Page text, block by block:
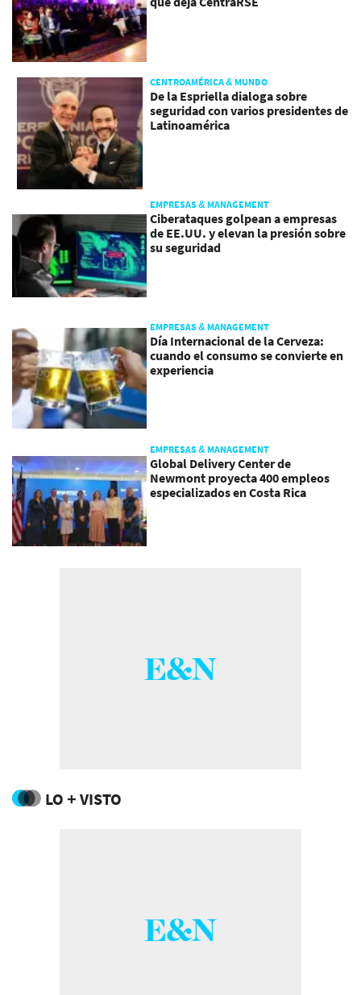
CENTROAMÉRICA & MUNDO
De la Espriella dialoga sobre
seguridad con varios presidentes de
Latinoamérica
EMPRESAS & MANAGEMENT
Ciberataques golpean a empresas
de EE.UU. y elevan la presión sobre
su seguridad
EMPRESAS & MANAGEMENT
Día Internacional de la Cerveza:
cuando el consumo se convierte en
experiencia
EMPRESAS & MANAGEMENT
Global Delivery Center de
Newmont proyecta 400 empleos
especializados en Costa Rica
LO + VISTO